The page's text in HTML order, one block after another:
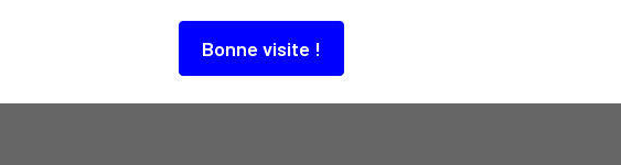
Bonne visite !